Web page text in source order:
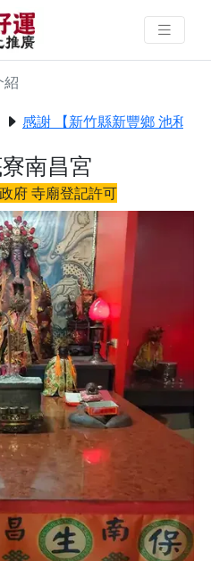
好廟求好運 找到
紹
感謝 【新竹縣新豐鄉 池和宮
南昌宮
府 寺廟登記許可